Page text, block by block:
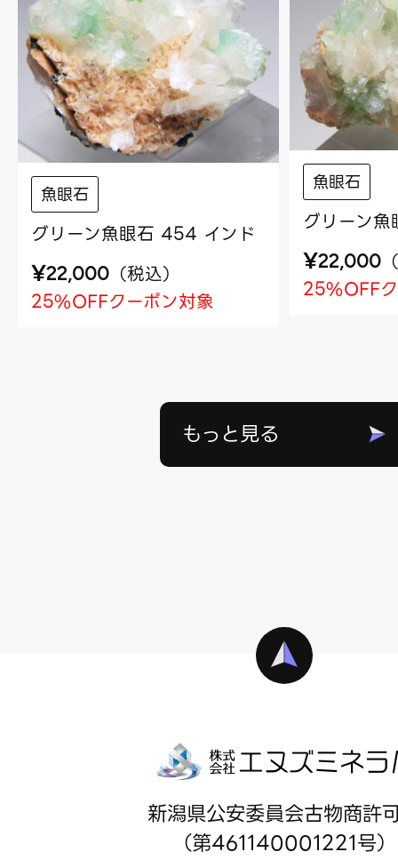
魚眼石
グリーン魚眼石 454 インド
¥22,000 （税込）
25%OFFクーポン対象
魚眼石
グリーン
¥22,000 （
25%OFF
もっと見る
新潟県公安委員会古物商許
（第461140001221号）